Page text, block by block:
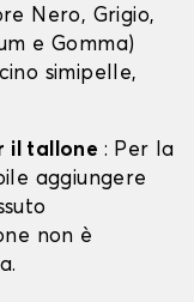
Nero, Grigio,
e Gomma)
simipelle,
il tallone : Per la
aggiungere
non è